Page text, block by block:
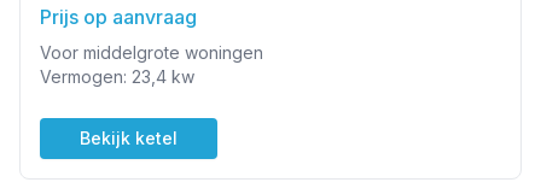
Prijs op aanvraag
Voor middelgrote woningen
Vermogen: 23,4 kw
Bekijk ketel